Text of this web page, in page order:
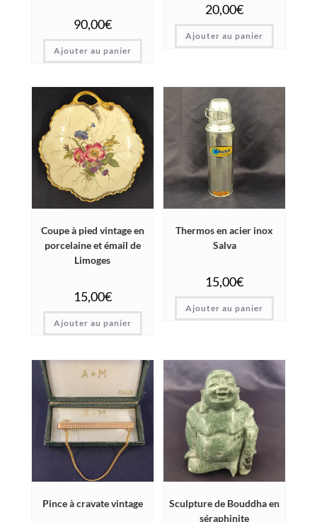
90,00€
Ajouter au panier
20,00€
Ajouter au panier
Coupe à pied vintage en
porcelaine et émail de
Limoges
15,00€
Ajouter au panier
Thermos en acier inox
Salva
15,00€
Ajouter au panier
Pince à cravate vintage
Sculpture de Bouddha en
séraphinite